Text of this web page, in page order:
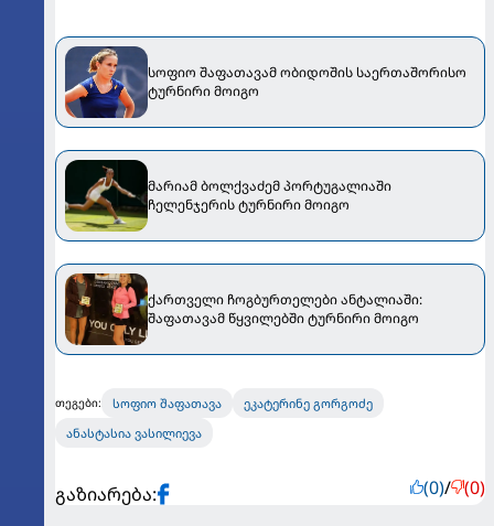
სოფიო შაფათავამ ობიდოშის საერთაშორისო
ტურნირი მოიგო
მარიამ ბოლქვაძემ პორტუგალიაში
ჩელენჯერის ტურნირი მოიგო
ქართველი ჩოგბურთელები ანტალიაში:
შაფათავამ წყვილებში ტურნირი მოიგო
თეგები: სოფიო შაფათავა
ეკატერინე გორგოძე
ანასტასია ვასილიევა
გაზიარება: (0)/ (0)